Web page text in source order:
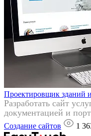
Проектировщик
Разработать сайт
документацией и
Создание сайтов 1